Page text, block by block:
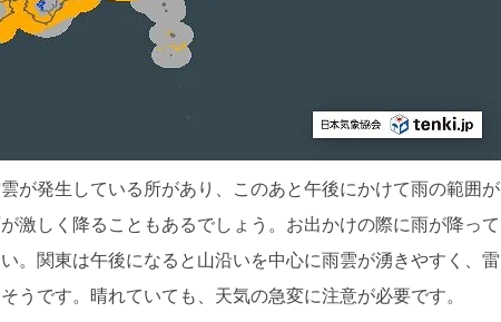
が発生している所があり、このあと午後にかけて雨の範囲が
激しく降ることもあるでしょう。お出かけの際に雨が降って
。関東は午後になると山沿いを中心に雨雲が湧きやすく、雷
うです。晴れていても、天気の急変に注意が必要です。